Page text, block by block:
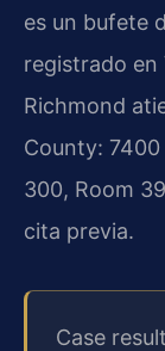
es un bufete
registrado en
Richmond
County:
300, Room
cita previa.
Case